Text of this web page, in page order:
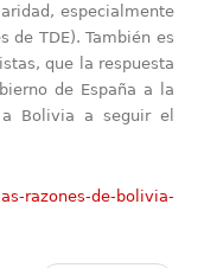
especialmente
TDE). También es
que la respuesta
de España a la
Bolivia a seguir el
razones-de-bolivia-